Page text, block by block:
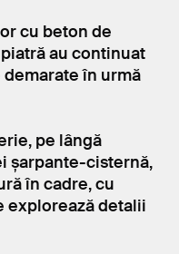
cu beton de
au continuat
în urmă
pe lângă
șarpante-cisternă,
în cadre, cu
explorează detalii